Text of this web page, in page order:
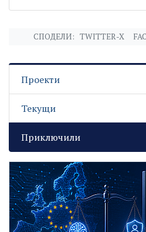
СПОДЕЛИ: TWITTER-X
Проекти
Текущи
Приключили